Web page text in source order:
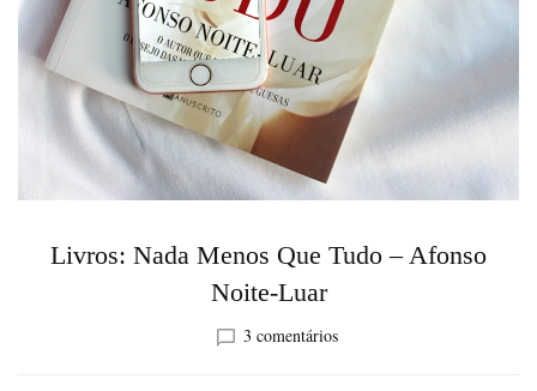
Livros: Nada Menos Que Tudo – Afonso
Noite-Luar
3 comentáriosem